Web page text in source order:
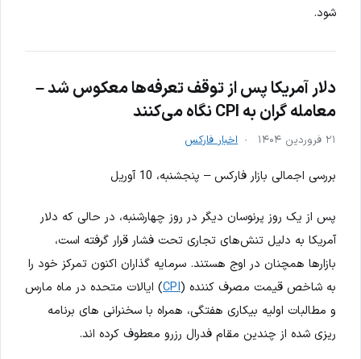
شود.
دلار آمریکا پس از توقف تعرفه‌ها معکوس شد –
معامله گران به CPI نگاه می‌کنند
۲۱ فروردین ۱۴۰۴ اخبار فارکس
بررسی اجمالی بازار فارکس – پنجشنبه، 10 آوریل
پس از یک روز پرنوسان دیگر در روز چهارشنبه، در حالی که دلار
آمریکا به‌ دلیل تنش‌های تجاری تحت فشار قرار گرفته است،
بازارها همچنان در اوج هستند. سرمایه گذاران اکنون تمرکز خود را
به شاخص قیمت مصرف کننده (CPI) ایالات متحده در ماه مارس
و مطالبات اولیه بیکاری هفتگی، همراه با سخنرانی های برنامه
ریزی شده از چندین مقام فدرال رزرو معطوف کرده اند.